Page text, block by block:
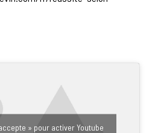
» pour activer Youtube